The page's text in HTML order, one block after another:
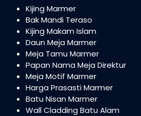
Kijing Marmer
Bak Mandi Teraso
Kijing Makam Islam
Daun Meja Marmer
Meja Tamu Marmer
Papan Nama Meja Direktur
Meja Motif Marmer
Harga Prasasti Marmer
Batu Nisan Marmer
Wall Cladding Batu Alam